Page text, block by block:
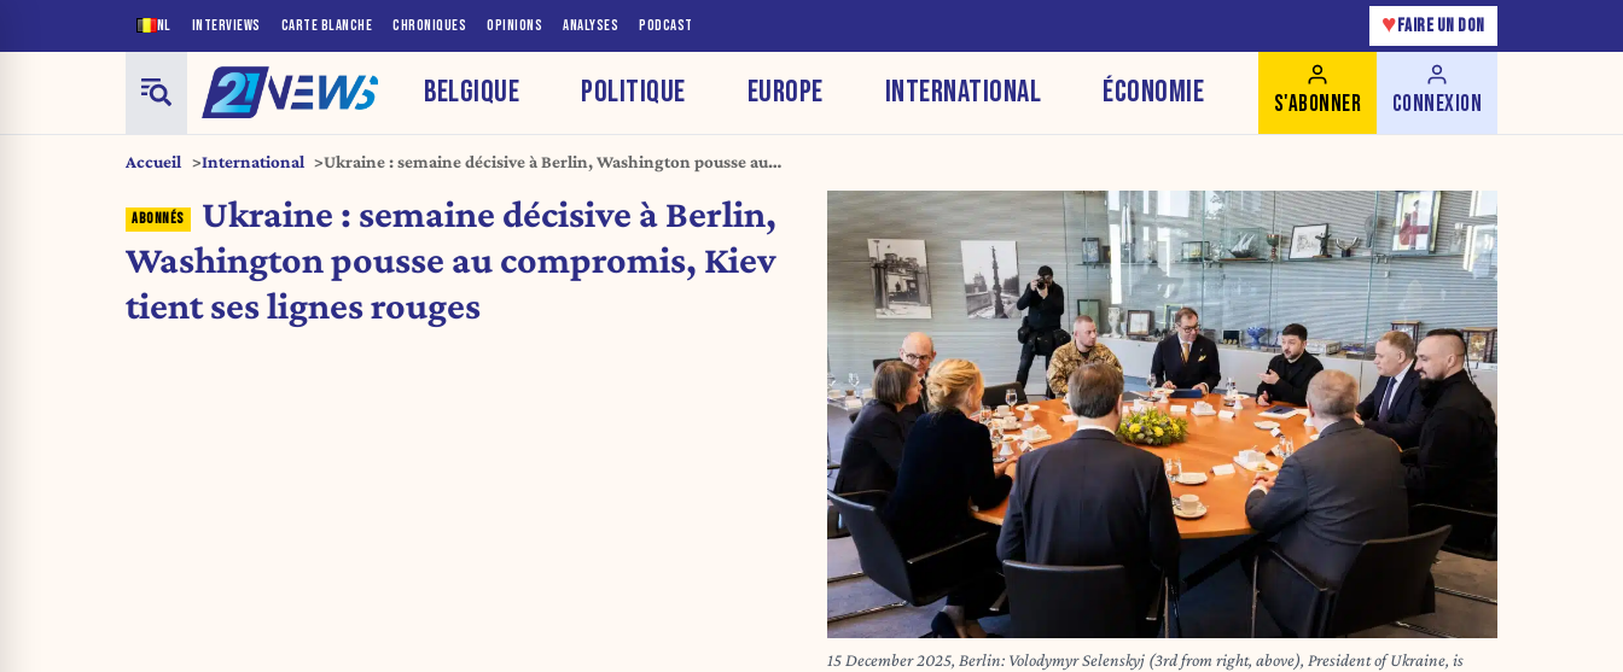
NL INTERVIEWS CARTE BLANCHE CHRONIQUES OPINIONS ANALYSES PODCAST ♥ FAIRE UN DON
BELGIQUE POLITIQUE EUROPE INTERNATIONAL ÉCONOMIE S'ABONNER CONNEXION
Accueil International
Ukraine : semaine décisive à Berlin, Washington pousse au
Ukraine : semaine décisive à Berlin,
Washington pousse au compromis, Kiev
tient ses lignes rouges
15 December 2025, Berlin: Volodymyr Selenskyj (3rd from right, above), President of Ukraine, is